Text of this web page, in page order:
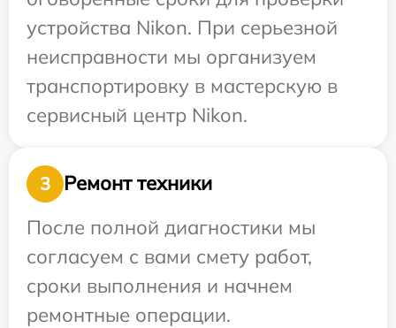
устройства Nikon. При серьезной
неисправности мы организуем
транспортировку в мастерскую в
сервисный центр Nikon.
3
Ремонт техники
После полной диагностики мы
согласуем с вами смету работ,
сроки выполнения и начнем
ремонтные операции.